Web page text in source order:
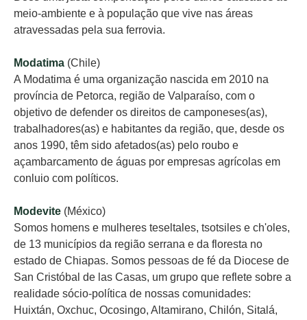
meio-ambiente e à população que vive nas áreas
atravessadas pela sua ferrovia.
Modatima (Chile)
A Modatima é uma organização nascida em 2010 na
província de Petorca, região de Valparaíso, com o
objetivo de defender os direitos de camponeses(as),
trabalhadores(as) e habitantes da região, que, desde os
anos 1990, têm sido afetados(as) pelo roubo e
açambarcamento de águas por empresas agrícolas em
conluio com políticos.
Modevite (México)
Somos homens e mulheres teseltales, tsotsiles e ch'oles,
de 13 municípios da região serrana e da floresta no
estado de Chiapas. Somos pessoas de fé da Diocese de
San Cristóbal de las Casas, um grupo que reflete sobre a
realidade sócio-política de nossas comunidades:
Huixtán, Oxchuc, Ocosingo, Altamirano, Chilón, Sitalá,